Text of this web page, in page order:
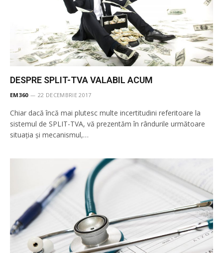
DESPRE SPLIT-TVA VALABIL ACUM
EM360 22 DECEMBRIE 2017
Chiar dacă încă mai plutesc multe incertitudini referitoare la
sistemul de SPLIT-TVA, vă prezentăm în rândurile următoare
situația și mecanismul,…